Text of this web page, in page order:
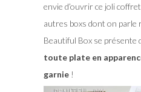
envie d’ouvrir ce joli
autres boxs dont on parle
Beautiful Box se présente
toute plate en
garnie!